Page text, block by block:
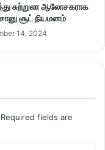
சுற்றுலா ஆலோசகராக
சூட் நியமனம்
14, 2024
Required fields are